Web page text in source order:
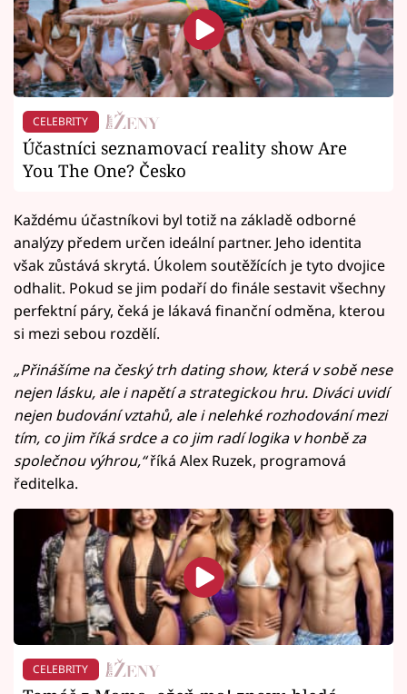
CELEBRITY
Účastníci seznamovací reality show Are
You The One? Česko
Každému účastníkovi byl totiž na základě odborné
analýzy předem určen ideální partner. Jeho identita
však zůstává skrytá. Úkolem soutěžících je tyto dvojice
odhalit. Pokud se jim podaří do finále sestavit všechny
perfektní páry, čeká je lákavá finanční odměna, kterou
si mezi sebou rozdělí.
„Přinášíme na český trh dating show, která v sobě nese
nejen lásku, ale i napětí a strategickou hru. Diváci uvidí
nejen budování vztahů, ale i nelehké rozhodování mezi
tím, co jim říká srdce a co jim radí logika v honbě za
společnou výhrou,“říká Alex Ruzek, programová
ředitelka.
CELEBRITY